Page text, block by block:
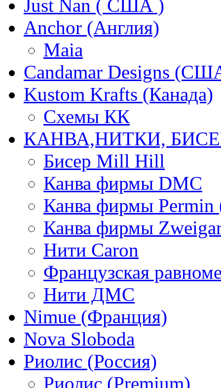
Just Nan ( США )
Anchor (Англия)
Maia
Candamar Designs
Kustom Krafts (Канада)
Схемы КК
КАНВА,НИТКИ,
Бисер Mill Hill
Канва фирмы DMC
Канва фирмы Permin
Канва фирмы
Нити Caron
Французская
Нити ДМС
Nimue (Франция)
Nova Sloboda
Риолис (Россия)
Риолис (Premium)